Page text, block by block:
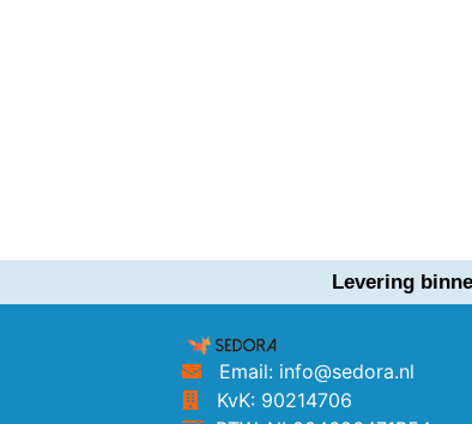
Levering
Email: info@sedora.nl
KvK: 90214706